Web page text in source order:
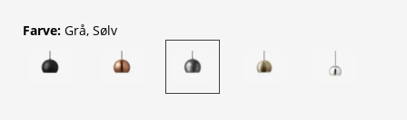
Farve: Grå, Sølv